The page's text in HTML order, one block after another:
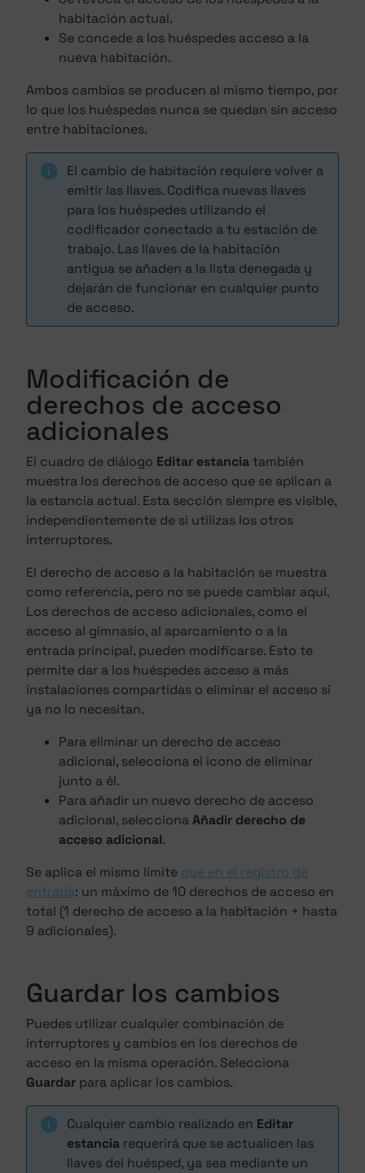
habitación actual.
Se concede a los huéspedes acceso a la
nueva habitación.
Ambos cambios se producen al mismo tiempo, por
lo que los huéspedes nunca se quedan sin acceso
entre habitaciones.
El cambio de habitación requiere volver a
emitir las llaves. Codifica nuevas llaves
para los huéspedes utilizando el
codificador conectado a tu estación de
trabajo. Las llaves de la habitación
antigua se añaden a la lista denegada y
dejarán de funcionar en cualquier punto
de acceso.
Modificación de
derechos de acceso
adicionales
El cuadro de diálogo Editar estanciatambién
muestra los derechos de acceso que se aplican a
la estancia actual. Esta sección siempre es visible,
independientemente de si utilizas los otros
interruptores.
El derecho de acceso a la habitación se muestra
como referencia, pero no se puede cambiar aquí.
Los derechos de acceso adicionales, como el
acceso al gimnasio, al aparcamiento o a la
entrada principal, pueden modificarse. Esto te
permite dar a los huéspedes acceso a más
instalaciones compartidas o eliminar el acceso si
ya no lo necesitan.
Para eliminar un derecho de acceso
adicional, selecciona el icono de eliminar
junto a él.
Para añadir un nuevo derecho de acceso
adicional, seleccionaAñadir derecho de
acceso adicional.
Se aplica el mismo límite que en el registro de
entrada: un máximo de 10 derechos de acceso en
total (1 derecho de acceso a la habitación + hasta
9 adicionales).
Guardar los cambios
Puedes utilizar cualquier combinación de
interruptores y cambios en los derechos de
acceso en la misma operación. Selecciona
Guardar para aplicar los cambios.
Cualquier cambio realizado en Editar
estancia requerirá que se actualicen las
llaves del huésped, ya sea mediante un